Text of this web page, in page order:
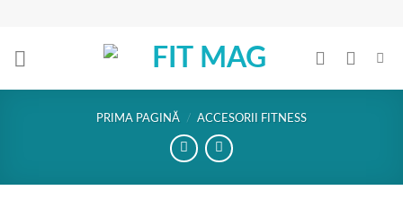
content
PRIMA PAGINĂ / ACCESORII FITNESS